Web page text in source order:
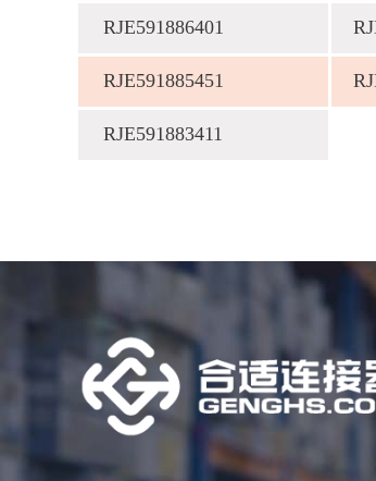
RJE591886401
RJE591885451
RJE591883411